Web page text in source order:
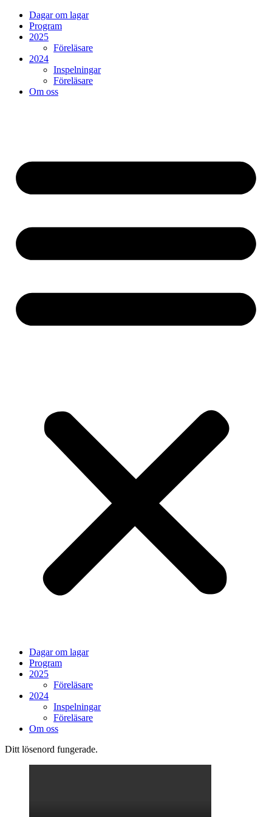
Dagar om lagar
Program
2025
Föreläsare
2024
Inspelningar
Föreläsare
Om oss
Dagar om lagar
Program
2025
Föreläsare
2024
Inspelningar
Föreläsare
Om oss
Ditt lösenord fungerade.